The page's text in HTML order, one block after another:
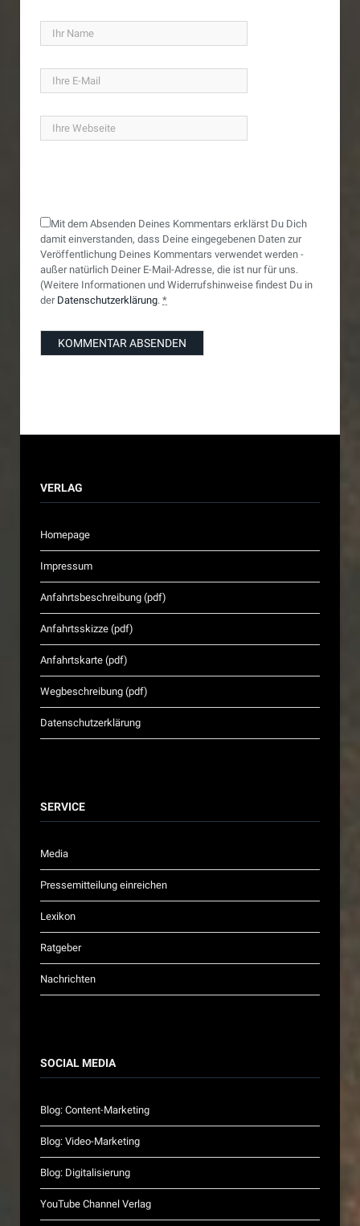
Mit dem Absenden Deines Kommentars erklärst Du Dich
damit einverstanden, dass Deine eingegebenen Daten zur
Veröffentlichung Deines Kommentars verwendet werden -
außer natürlich Deiner E-Mail-Adresse, die ist nur für uns.
(Weitere Informationen und Widerrufshinweise findest Du in
der Datenschutzerklärung. *
VERLAG
Homepage
Impressum
Anfahrtsbeschreibung (pdf)
Anfahrtsskizze (pdf)
Anfahrtskarte (pdf)
Wegbeschreibung (pdf)
Datenschutzerklärung
SERVICE
Media
Pressemitteilung einreichen
Lexikon
Ratgeber
Nachrichten
SOCIAL MEDIA
Blog: Content-Marketing
Blog: Video-Marketing
Blog: Digitalisierung
YouTube Channel Verlag